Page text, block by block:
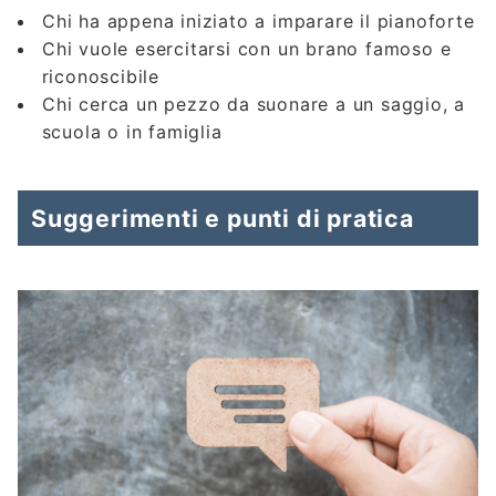
Chi ha appena iniziato a imparare il pianoforte
Chi vuole esercitarsi con un brano famoso e
riconoscibile
Chi cerca un pezzo da suonare a un saggio, a
scuola o in famiglia
Suggerimenti e punti di pratica